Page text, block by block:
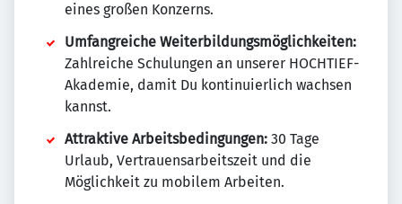
eines großen Konzerns.
Umfangreiche Weiterbildungsmöglichkeiten:
Zahlreiche Schulungen an unserer HOCHTIEF-
Akademie, damit Du kontinuierlich wachsen
kannst.
Attraktive Arbeitsbedingungen: 30 Tage
Urlaub, Vertrauensarbeitszeit und die
Möglichkeit zu mobilem Arbeiten.